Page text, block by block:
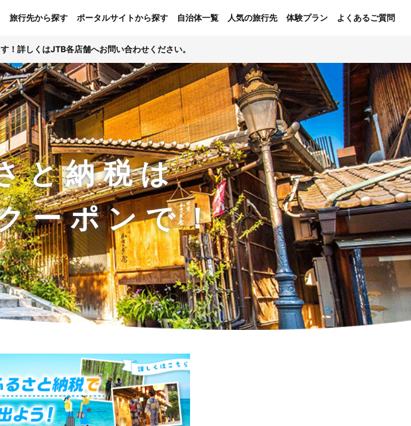
旅行先から探す ポータルサイトから探す 自治体一覧 人気の旅行先 体験プラン よくあるご質問
！詳しくはJTB各店舗へお問い合わせください。
と納税は
ーポンで！